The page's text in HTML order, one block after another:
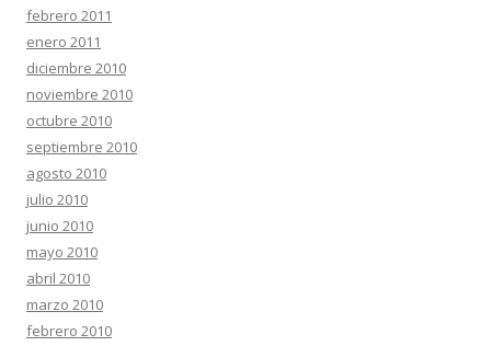
febrero 2011
enero 2011
diciembre 2010
noviembre 2010
octubre 2010
septiembre 2010
agosto 2010
julio 2010
junio 2010
mayo 2010
abril 2010
marzo 2010
febrero 2010